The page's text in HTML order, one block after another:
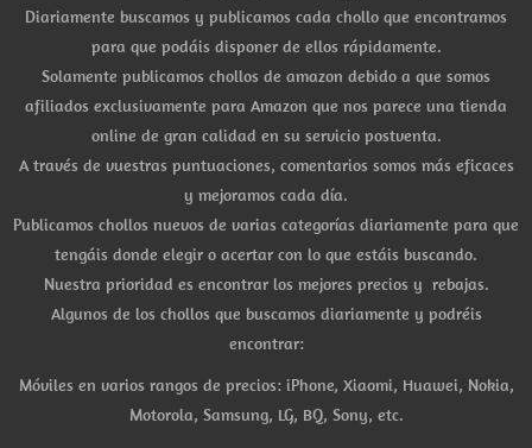
Diariamente buscamos y publicamos cada chollo que encontramos
para que podáis disponer de ellos rápidamente.
Solamente publicamos chollos de amazon debido a que somos
afiliados exclusivamente para Amazon que nos parece una tienda
online de gran calidad en su servicio postventa.
A través de vuestras puntuaciones, comentarios somos más eficaces
y mejoramos cada día.
Publicamos chollos nuevos de varias categorías diariamente para que
tengáis donde elegir o acertar con lo que estáis buscando.
Nuestra prioridad es encontrar los mejores precios y rebajas.
Algunos de los chollos que buscamos diariamente y podréis
encontrar:
Móviles en varios rangos de precios: iPhone, Xiaomi, Huawei, Nokia,
Motorola, Samsung, LG, BQ, Sony, etc.